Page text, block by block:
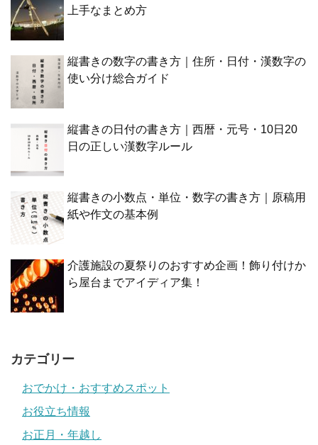
上手なまとめ方
縦書きの数字の書き方｜住所・日付・漢数字の
使い分け総合ガイド
縦書きの日付の書き方｜西暦・元号・10日20
日の正しい漢数字ルール
縦書きの小数点・単位・数字の書き方｜原稿用
紙や作文の基本例
介護施設の夏祭りのおすすめ企画！飾り付けか
ら屋台までアイディア集！
カテゴリー
おでかけ・おすすめスポット
お役立ち情報
お正月・年越し